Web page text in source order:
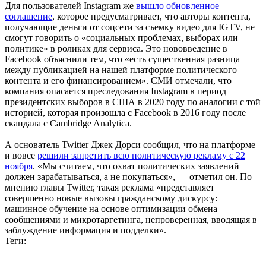
Для пользователей Instagram же вышло обновленное
соглашение, которое предусматривает, что авторы контента,
получающие деньги от соцсети за съемку видео для IGTV, не
смогут говорить о «социальных проблемах, выборах или
политике» в роликах для сервиса. Это нововведение в
Facebook объяснили тем, что «есть существенная разница
между публикацией на нашей платформе политического
контента и его финансированием». СМИ отмечали, что
компания опасается преследования Instagram в период
президентских выборов в США в 2020 году по аналогии с той
историей, которая произошла с Facebook в 2016 году после
скандала с Cambridge Analytica.
А основатель Twitter Джек Дорси сообщил, что на платформе
и вовсе решили запретить всю политическую рекламу с 22
ноября. «Мы считаем, что охват политических заявлений
должен зарабатываться, а не покупаться», — отметил он. По
мнению главы Twitter, такая реклама «представляет
совершенно новые вызовы гражданскому дискурсу:
машинное обучение на основе оптимизации обмена
сообщениями и микротаргетинга, непроверенная, вводящая в
заблуждение информация и подделки».
Теги: